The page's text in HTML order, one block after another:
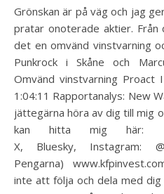
Grönskan är på väg och jag ger mig ut på tunn våris när jag
pratar onoterade aktier.
det en omvänd vinstvarning
Punkrock i Skåne och
Omvänd vinstvarning
1:04:11 Rapportanalys: New
jättegärna höra av dig till mig
kan hitta mig här:
X, Bluesky, Instagram:
Pengarna)
inte att följa och dela med